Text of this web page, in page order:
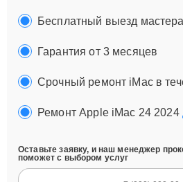
Бесплатный выезд
Гарантия от 3 месяцев
Срочный ремонт iMac в
Ремонт Apple iMac 24 2024
Оставьте заявку, и наш менеджер
поможет с выбором услуг